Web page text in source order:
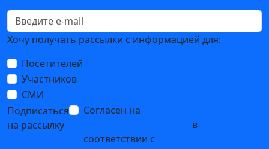
Хочу получать рассылки с информацией для:
Посетителей
Участников
СМИ
Подписаться
на рассылку
Согласен на
в
соответствии с